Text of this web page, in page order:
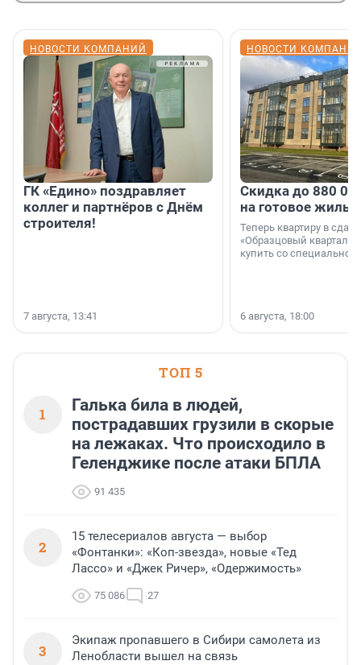
НОВОСТИ КОМПАНИЙ
ГК «Едино» поздравляет
коллег и партнёров с Днём
строителя!
7 августа, 13:41
НОВОСТИ
Скидка до 880
на готовое
Теперь квартиру в
«Образцовый квартал
купить со специальной
6 августа, 18:00
ТОП 5
1
Галька била в людей,
пострадавших грузили в скорые
на лежаках. Что происходило в
Геленджике после атаки БПЛА
91 435
2
15 телесериалов августа — выбор
«Фонтанки»: «Коп-звезда», новые «Тед
Лассо» и «Джек Ричер», «Одержимость»
75 086 27
3
Экипаж пропавшего в Сибири самолета из
Ленобласти вышел на связь